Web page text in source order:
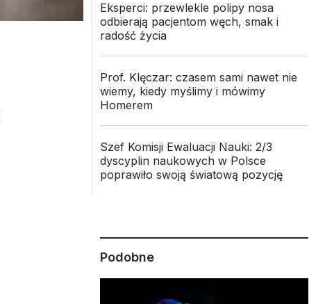
Eksperci: przewlekle polipy nosa
odbierają pacjentom węch, smak i
radość życia
Prof. Klęczar: czasem sami nawet nie
wiemy, kiedy myślimy i mówimy
Homerem
Szef Komisji Ewaluacji Nauki: 2/3
dyscyplin naukowych w Polsce
poprawiło swoją światową pozycję
Podobne